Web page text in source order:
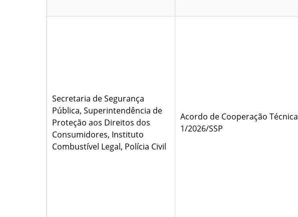
Secretaria de Segurança
Pública, Superintendência de
Proteção aos Direitos dos
Consumidores, Instituto
Combustível Legal, Polícia Civil
Acordo de Cooperação Técnica
1/2026/SSP